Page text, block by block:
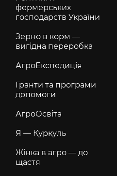
фермерських
господарств України
Зерно в корм —
вигідна переробка
АгроЕкспедиція
Гранти та програми
допомоги
АгроОсвіта
Я — Куркуль
Жінка в агро — до
щастя